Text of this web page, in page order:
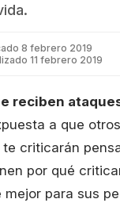
8 febrero 2019
11 febrero 2019
reciben
a que
criticarán
por qué
para sus